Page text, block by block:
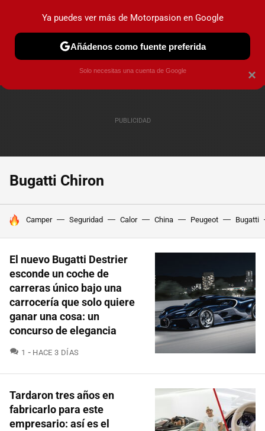
PRUEBAS COCHES ELÉCTRICOS OBSERVATORIO
Bugatti Chiron
HOY SE HABLA DE
Camper Seguridad Calor China Peugeot Bugatti
El nuevo Bugatti Destrier
esconde un coche de
carreras único bajo una
carrocería que solo quiere
ganar una cosa: un
concurso de elegancia
1 COMENTARIOS
HACE 3 DÍAS
Tardaron tres años en
fabricarlo para este
empresario: así es el
×
Ya puedes ver más de Motorpasion en Google
Añádenos como fuente preferida
Solo necesitas una cuenta de Google